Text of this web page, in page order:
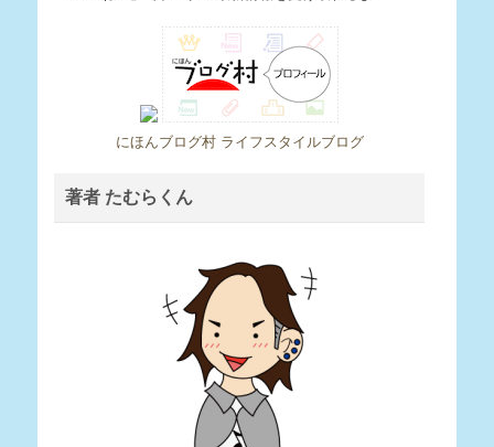
にほんブログ村 ライフスタイルブログ
著者 たむらくん